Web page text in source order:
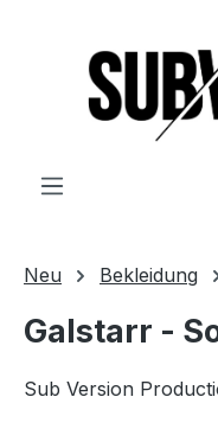
Neu Bekleidung
Galstarr -
Sub Version